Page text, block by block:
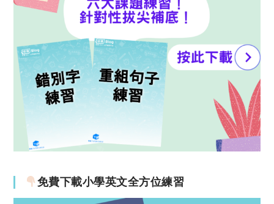
免費下載小學英文全方位練習